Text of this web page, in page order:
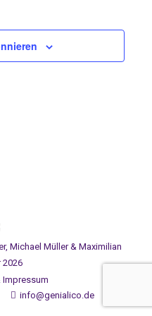
Michael Müller & Maximilian
2026
Impressum
info@genialico.de